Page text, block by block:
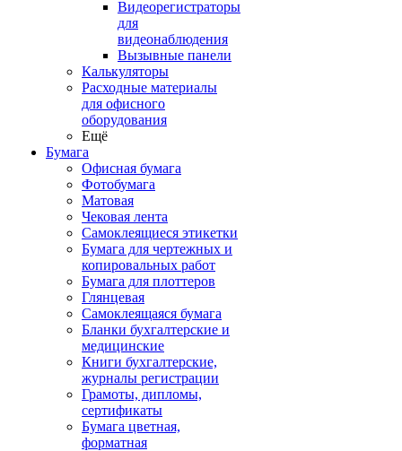
Видеорегистраторы
для
видеонаблюдения
Вызывные панели
Калькуляторы
Расходные материалы
для офисного
оборудования
Ещё
Бумага
Офисная бумага
Фотобумага
Матовая
Чековая лента
Самоклеящиеся этикетки
Бумага для чертежных и
копировальных работ
Бумага для плоттеров
Глянцевая
Самоклеящаяся бумага
Бланки бухгалтерские и
медицинские
Книги бухгалтерские,
журналы регистрации
Грамоты, дипломы,
сертификаты
Бумага цветная,
форматная